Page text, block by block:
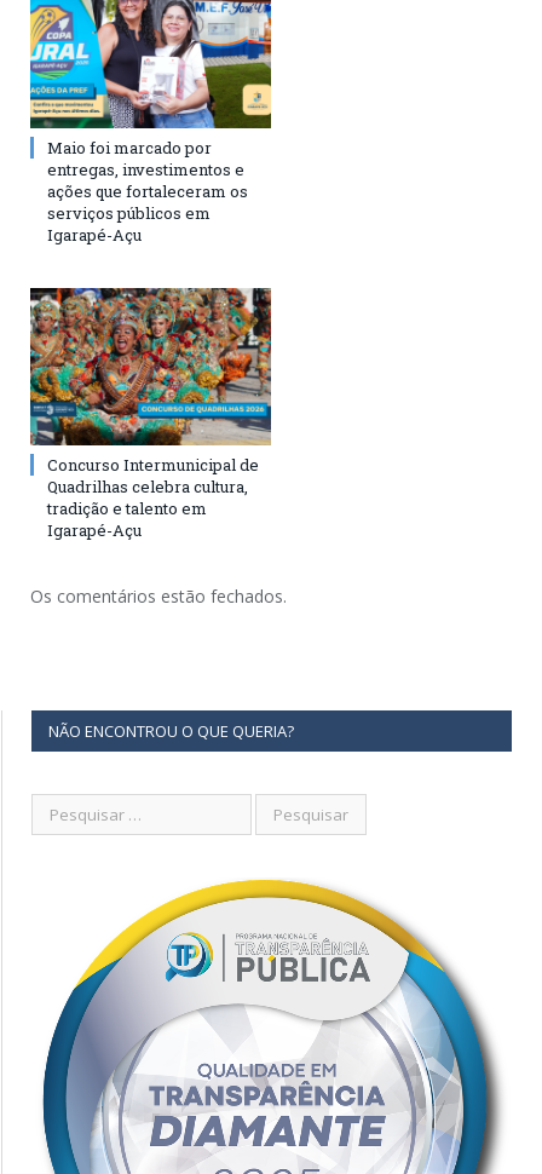
Maio foi marcado por
entregas, investimentos e
ações que fortaleceram os
serviços públicos em
Igarapé-Açu
Concurso Intermunicipal de
Quadrilhas celebra cultura,
tradição e talento em
Igarapé-Açu
Os comentários estão fechados.
NÃO ENCONTROU O QUE QUERIA?